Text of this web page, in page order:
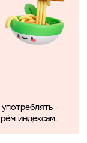
-
индексам.